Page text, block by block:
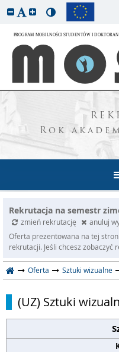
Rok
Rekrutacja na semestr
zmień rekrutację
anuluj
Oferta prezentowana na tej
rekrutacji. Jeśli chcesz
Oferta Sztuki wizualne
(UZ) Sztuki